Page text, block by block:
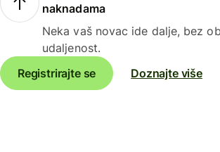
naknadama
Neka vaš novac ide dalje, bez
udaljenost.
Registrirajte se
Doznajte više